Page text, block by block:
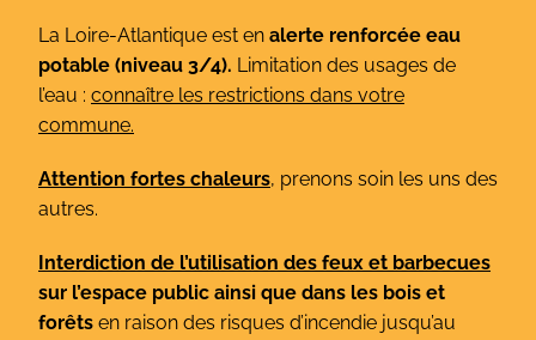
contenu
La Loire-Atlantique est en alerte renforcée eau
potable (niveau 3/4). Limitation des usages de
l’eau : connaître les restrictions dans votre
commune.
Attention fortes chaleurs, prenons soin les uns des
autres.
Interdiction de l’utilisation des feux et barbecues
sur l’espace public ainsi que dans les bois et
forêts en raison des risques d’incendie jusqu’au